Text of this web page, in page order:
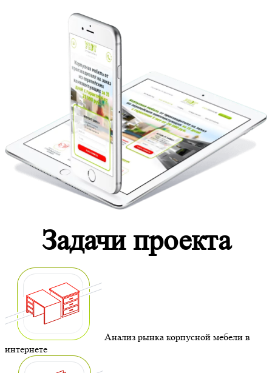
Задачи проекта
Анализ рынка корпусной мебели в
интернете